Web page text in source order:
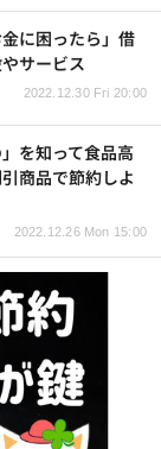
2022.12.30 Fri 20:00
に困ったら」借
サービス
2022.12.26 Mon 15:00
を知って食品高
商品で節約しよ